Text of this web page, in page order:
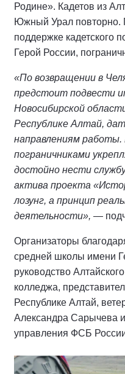
Родине». Кадетов из
Южный Урал повторно.
поддержке кадетского
Герой России,
«По возвращении в
предстоит подвести
Новосибирской
Республике Алтай,
направлениям работы.
пограничниками
достойно нести
актива проекта
лозунг, а принцип
деятельности», —
Организаторы
средней школы имени
руководство
колледжа,
Республике Алтай,
Александра Сарычева
управления ФСБ